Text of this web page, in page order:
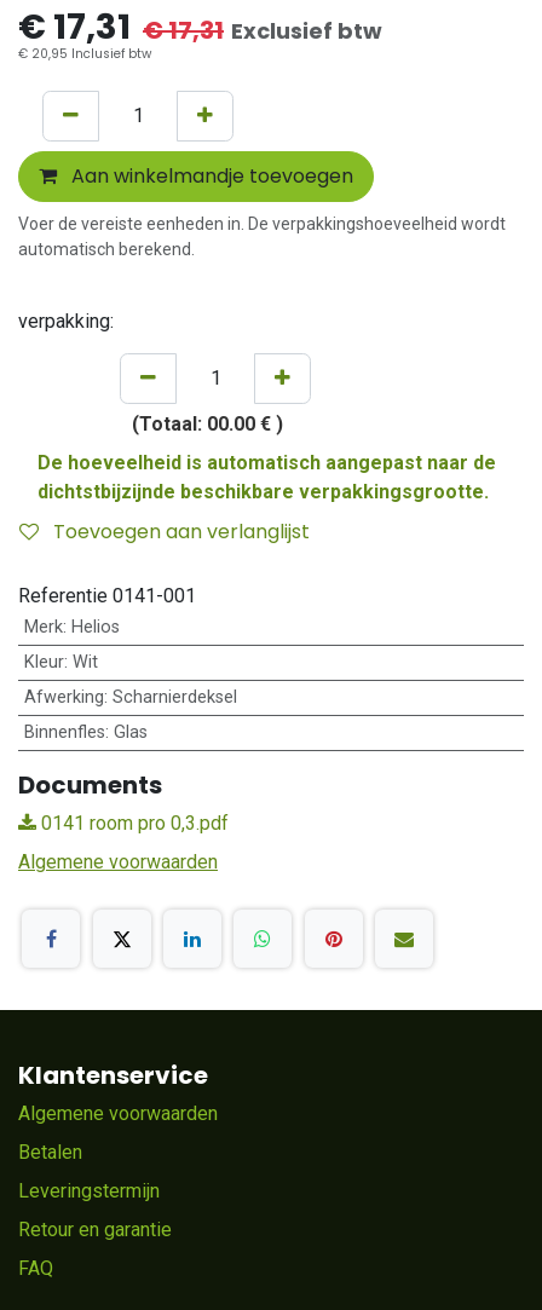
€ 17,31 €17,31 Exclusief btw
€ 20,95 Inclusief btw
Aan winkelmandje toevoegen
Voer de vereiste eenheden in. De verpakkingshoeveelheid wordt
automatisch berekend.
verpakking:
(Totaal: 00.00 € )
De hoeveelheid is automatisch aangepast naar de
dichtstbijzijnde beschikbare verpakkingsgrootte.
Toevoegen aan verlanglijst
Referentie 0141-001
Merk: Helios
Kleur: Wit
Afwerking: Scharnierdeksel
Binnenfles: Glas
Documents
0141 room pro 0,3.pdf
Algemene voorwaarden
Klantenservice
Algemene voorwaarden
Betalen
Leveringstermijn
Retour en garantie
FAQ